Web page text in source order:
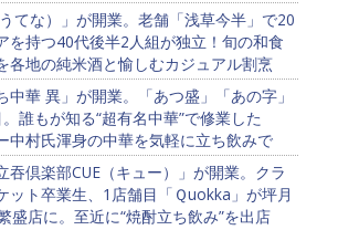
てな）」が開業。老舗「浅草今半」で20
を持つ40代後半2人組が独立！旬の和食
各地の純米酒と愉しむカジュアル割烹
中華 異」が開業。「あつ盛」「あの字」
誰もが知る“超有名中華”で修業した
中村氏渾身の中華を気軽に立ち飲みで
吞倶楽部CUE（キュー）」が開業。クラ
ット卒業生、1店舗目「Ｑuokka」が坪月
盛店に。至近に“焼酎立ち飲み”を出店